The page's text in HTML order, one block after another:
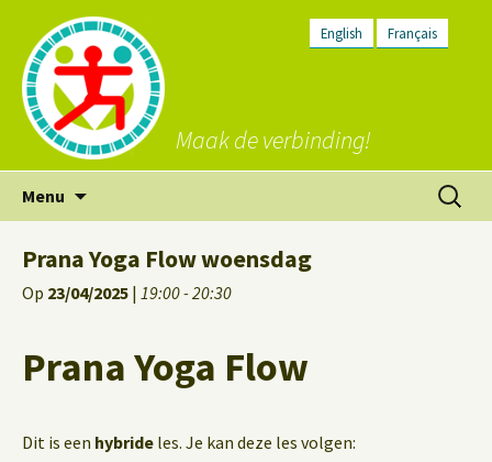
English Français
Maak de verbinding!
Menu
inhoud
Zoeken
naar:
Prana Yoga Flow woensdag
Op 23/04/2025 | 19:00 - 20:30
Prana Yoga Flow
Dit is een hybride les. Je kan deze les volgen: